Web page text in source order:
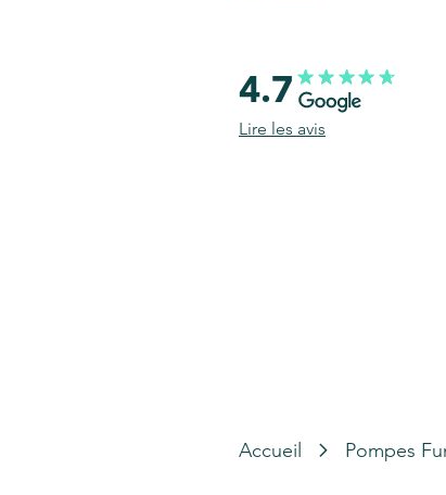
4.7
Lire les avis
Accueil Pompes